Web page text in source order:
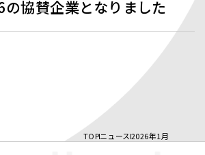
協賛企業となりました
TOPニュース2026年1月